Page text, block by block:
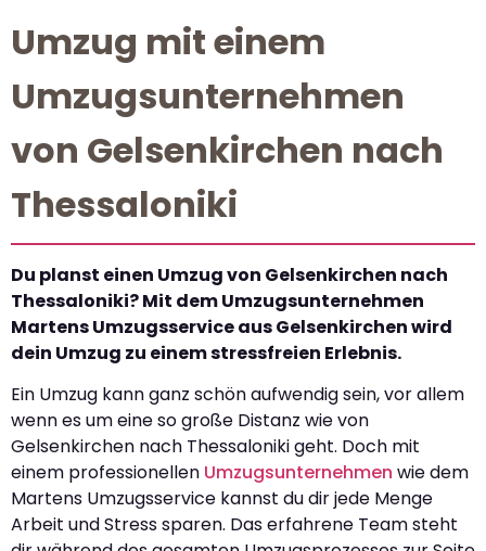
Umzug mit einem
Umzugsunternehmen
von Gelsenkirchen nach
Thessaloniki
Du planst einen Umzug von Gelsenkirchen nach
Thessaloniki? Mit dem Umzugsunternehmen
Martens Umzugsservice aus Gelsenkirchen wird
dein Umzug zu einem stressfreien Erlebnis.
Ein Umzug kann ganz schön aufwendig sein, vor allem
wenn es um eine so große Distanz wie von
Gelsenkirchen nach Thessaloniki geht. Doch mit
einem professionellen Umzugsunternehmen wie dem
Martens Umzugsservice kannst du dir jede Menge
Arbeit und Stress sparen. Das erfahrene Team steht